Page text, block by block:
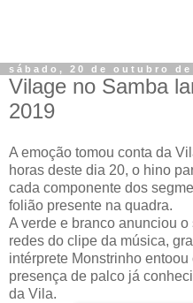
sábado, 20 de outubro de
Vilage no Samba
2019
A emoção tomou conta da
horas deste dia 20, o hino
cada componente dos
folião presente na quadra.
A verde e branco anunciou
redes do clipe da música,
intérprete Monstrinho
presença de palco já
da Vila.